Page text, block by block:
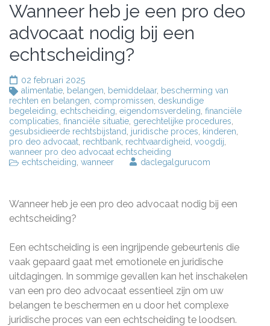
Wanneer heb je een pro deo
advocaat nodig bij een
echtscheiding?
02 februari 2025
alimentatie belangen bemiddelaar, bescherming van
rechten en belangen compromissen deskundige
begeleiding echtscheiding eigendomsverdeling financiële
complicaties financiële situatie gerechtelijke procedures
gesubsidieerde rechtsbijstand
juridische proces kinderen
pro deo advocaat rechtbank rechtvaardigheid voogdij
wanneer pro deo advocaat echtscheiding
echtscheiding wanneer daclegalgurucom
Wanneer heb je een pro deo advocaat nodig bij een
echtscheiding?
Een echtscheiding is een ingrijpende gebeurtenis die
vaak gepaard gaat met emotionele en juridische
uitdagingen. In sommige gevallen kan het inschakelen
van een pro deo advocaat essentieel zijn om uw
belangen te beschermen en u door het complexe
juridische proces van een echtscheiding te loodsen.